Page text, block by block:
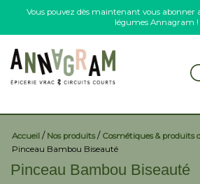
Accueil / Nos produits/ Cosmétiques & produits
Pinceau Bambou Biseauté
Pinceau Bambou Biseauté
Vous pouvez dès maintenant vous abonner
légumes Annagram !